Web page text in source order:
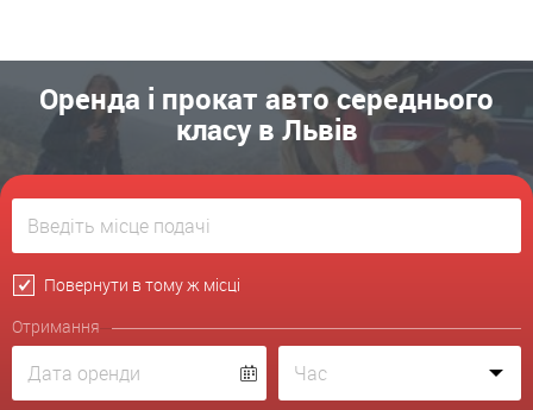
Оренда і прокат авто середнього
класу в Львів
Повернути в тому ж місці
Отримання